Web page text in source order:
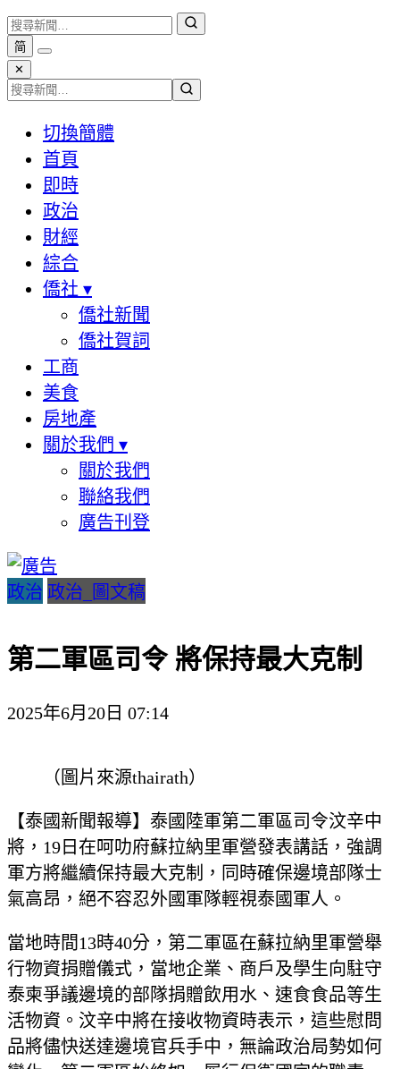
简
✕
切換簡體
首頁
即時
政治
財經
綜合
僑社 ▾
僑社新聞
僑社賀詞
工商
美食
房地產
關於我們 ▾
關於我們
聯絡我們
廣告刊登
政治 政治_圖文稿
第二軍區司令 將保持最大克制
2025年6月20日 07:14
（圖片來源thairath）
【泰國新聞報導】泰國陸軍第二軍區司令汶辛中
將，19日在呵叻府蘇拉納里軍營發表講話，強調
軍方將繼續保持最大克制，同時確保邊境部隊士
氣高昂，絕不容忍外國軍隊輕視泰國軍人。
當地時間13時40分，第二軍區在蘇拉納里軍營舉
行物資捐贈儀式，當地企業、商戶及學生向駐守
泰柬爭議邊境的部隊捐贈飲用水、速食食品等生
活物資。汶辛中將在接收物資時表示，這些慰問
品將儘快送達邊境官兵手中，無論政治局勢如何